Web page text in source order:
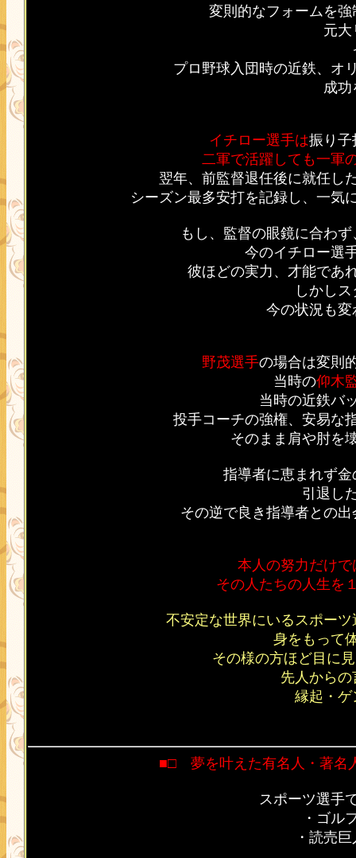
変則的なフォームを
元大
プロ野球入団時の近鉄、オ
成功
イチロー選手は振り子
二軍で活躍しても一軍
翌年、前監督退任後に就任し
シーズン最多安打を記録し、一気
もし、監督の眼鏡に合わ
今のイチロー選
彼ほどの実力、才能であ
しかし
今の状況も
野茂選手の場合は変則
当時の仰木
当時の近鉄バ
投手コーチの強権、安易な
そのまま肩や肘を
指導者に恵まれず
引退し
その逆で良き指導者との
本人の努力だけ
その人たちの人生を
不安定な世界にいるスポー
身をもって
その様の方ほど目に
先人から
縁起・ゲ
■□ 夢を叶えた有名人・著名
スポーツ選手
・ゴル
・ 読売巨